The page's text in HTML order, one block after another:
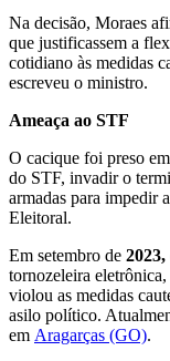
Na decisão, Moraes
que justificassem a
cotidiano às medidas
escreveu o ministro.
Ameaça ao STF
O cacique foi preso
do STF, invadir o
armadas para impedir
Eleitoral.
Em setembro de 2023,
tornozeleira
violou as medidas
asilo político.
em Aragarças (GO).